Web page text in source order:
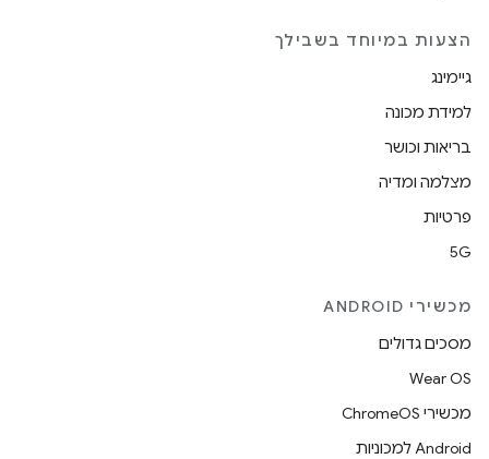
הצעות במיוחד בשבילך
גיימינג
למידת מכונה
בריאות וכושר
מצלמה ומדיה
פרטיות
5G
מכשירי ANDROID
מסכים גדולים
Wear OS
מכשירי ChromeOS
Android למכוניות